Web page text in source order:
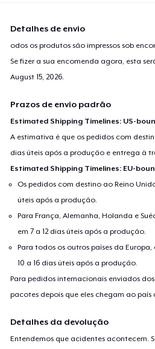
Detalhes de envio
odos os produtos são impressos sob
Se fizer a sua encomenda agora, esta
August 15, 2026
Prazos de envio padrão
Estimated Shipping Timelines: US-
A estimativa é que os pedidos com
dias úteis após a produção e entrega à
Estimated Shipping Timelines: EU-
Os pedidos com destino ao Reino
úteis após a produção.
Para França, Alemanha, Holanda e
em 7 a 12 dias úteis após a produção.
Para todos os outros países da
10 a 16 dias úteis após a produção.
Para pedidos internacionais enviados
pacotes depois que eles chegam ao país
Detalhes da devolução
Entendemos que acidentes acontecem.